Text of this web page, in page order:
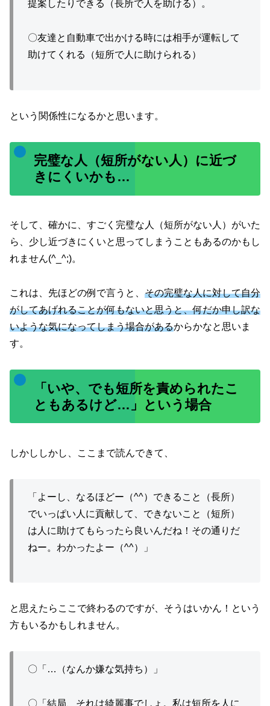
提案したりできる（長所で人を助ける）。
〇友達と自動車で出かける時には相手が運転して
助けてくれる（短所で人に助けられる）
という関係性になるかと思います。
完璧な人（短所がない人）に近づ
きにくいかも…
そして、確かに、すごく完璧な人（短所がない人）がいた
ら、少し近づきにくいと思ってしまうこともあるのかもし
れません(^_^;)。
これは、先ほどの例で言うと、 その完璧な人に対して自分
がしてあげれることが何もないと思うと、何だか申し訳な
いような気になってしまう場合があるからかなと思いま
す。
「いや、でも短所を責められたこ
ともあるけど…」という場合
しかししかし、ここまで読んできて、
「よーし、なるほどー（^^）できること（長所）
でいっぱい人に貢献して、できないこと（短所）
は人に助けてもらったら良いんだね！その通りだ
ねー。わかったよー（^^）」
と思えたらここで終わるのですが、そうはいかん！という
方もいるかもしれません。
〇「…（なんか嫌な気持ち）」
〇「結局、それは綺麗事でしょ。私は短所を人に